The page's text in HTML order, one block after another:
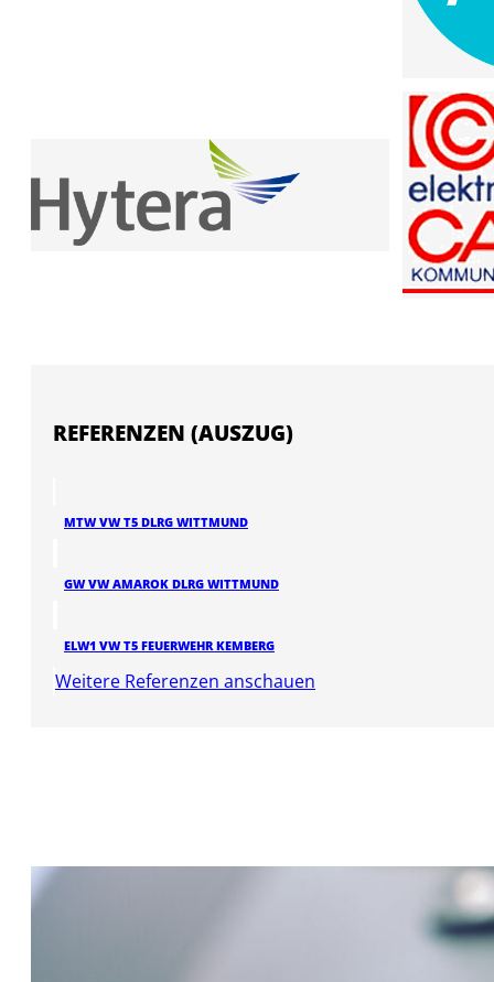
REFERENZEN (AUSZUG)
MTW VW T5 DLRG WITTMUND
GW VW AMAROK DLRG WITTMUND
ELW1 VW T5 FEUERWEHR KEMBERG
Weitere Referenzen anschauen